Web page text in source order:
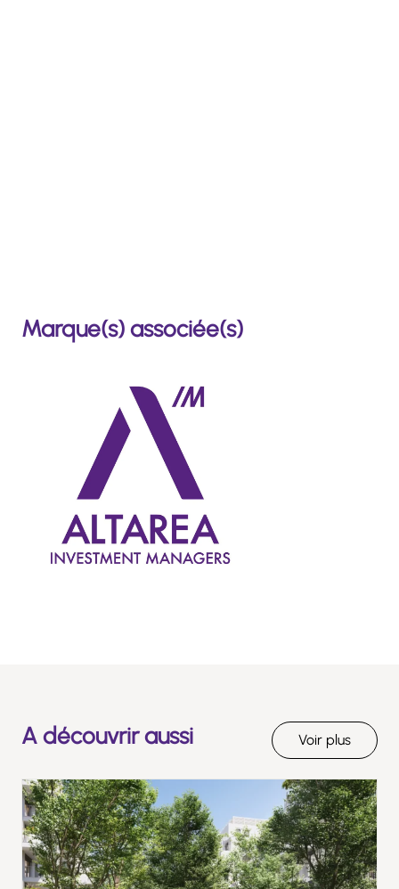
Marque(s) associée(s)
A découvrir aussi Voir plus